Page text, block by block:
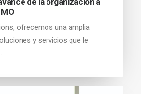
ofrecemos una amplia
y servicios que le